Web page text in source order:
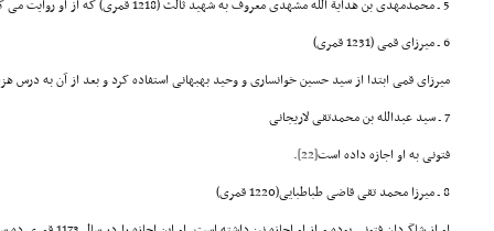
5 ـ محمدمهدی بن هدایة الله مشهدی معروف به شهید ثالث (1218 قمری) که از او روایت می کند
6 ـ میرزای قمی (1231 قمری)
میرزای قمی ابتدا از سید حسین خوانساری و وحید بهبهانی استفاده کرد و بعد از آن به درس
7 ـ سید عبدالله بن محمدتقی لاریجانی
فتونی به او اجازه داده است[22]
.
8 ـ میرزا محمد تقی قاضی طباطبایی(1220 قمری)